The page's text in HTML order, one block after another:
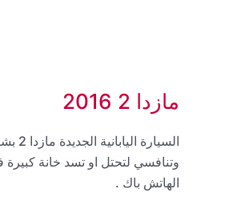
مازدا 2 2016
وتنافسي لتحتل او تسد خانة
الهاتش باك .